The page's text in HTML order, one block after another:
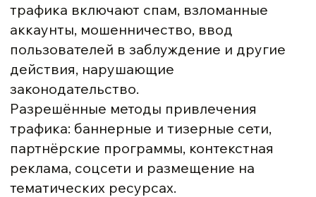
трафика включают спам, взломанные
аккаунты, мошенничество, ввод
пользователей в заблуждение и другие
действия, нарушающие
законодательство.
Разрешённые методы привлечения
трафика: баннерные и тизерные сети,
партнёрские программы, контекстная
реклама, соцсети и размещение на
тематических ресурсах.